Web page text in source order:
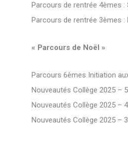
Parcours de rentrée 4èmes :
Parcours de rentrée 3èmes :
« Parcours de Noël »
Parcours 6èmes Initiation
Nouveautés Collège 2025 –
Nouveautés Collège 2025 –
Nouveautés Collège 2025 –